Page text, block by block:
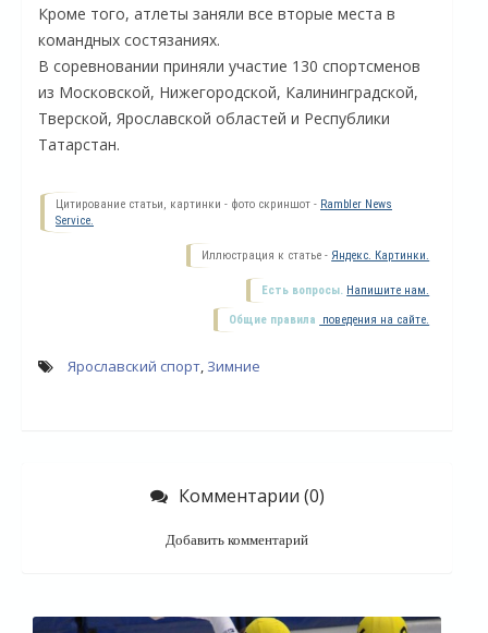
Кроме того, атлеты заняли все вторые места в
командных состязаниях.
В соревновании приняли участие 130 спортсменов
из Московской, Нижегородской, Калининградской,
Тверской, Ярославской областей и Республики
Татарстан.
Цитирование статьи, картинки - фото скриншот - Rambler News
Service.
Иллюстрация к статье - Яндекс. Картинки.
Есть вопросы. Напишите нам.
Общие правила поведения на сайте.
Ярославский спорт, Зимние
Комментарии (0)
Добавить комментарий